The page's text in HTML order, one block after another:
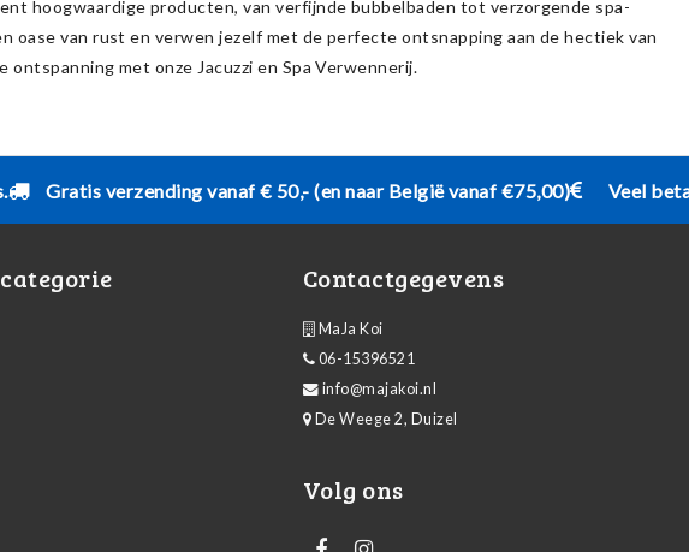
hoogwaardige producten, van verfijnde bubbelbaden tot verzorgende spa-
oase van rust en verwen jezelf met de perfecte ontsnapping aan de hectiek van
met onze Jacuzzi en Spa Verwennerij.
Gratis verzending vanaf € 50,- (en naar België vanaf €75,00) Veel
Contactgegevens
MaJa Koi
06-15396521
info@majakoi.nl
De Weege 2, Duizel
Volg ons